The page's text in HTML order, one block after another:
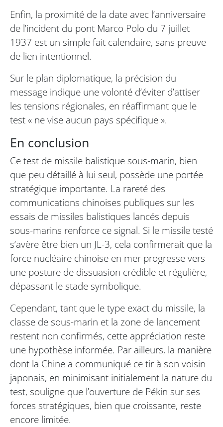
Enfin, la proximité de la date avec l’anniversaire
de l’incident du pont Marco Polo du 7 juillet
1937 est un simple fait calendaire, sans preuve
de lien intentionnel.
Sur le plan diplomatique, la précision du
message indique une volonté d’éviter d’attiser
les tensions régionales, en réaffirmant que le
test « ne vise aucun pays spécifique ».
En conclusion
Ce test de missile balistique sous-marin, bien
que peu détaillé à lui seul, possède une portée
stratégique importante. La rareté des
communications chinoises publiques sur les
essais de missiles balistiques lancés depuis
sous-marins renforce ce signal. Si le missile testé
s’avère être bien un JL-3, cela confirmerait que la
force nucléaire chinoise en mer progresse vers
une posture de dissuasion crédible et régulière,
dépassant le stade symbolique.
Cependant, tant que le type exact du missile, la
classe de sous-marin et la zone de lancement
restent non confirmés, cette appréciation reste
une hypothèse informée. Par ailleurs, la manière
dont la Chine a communiqué ce tir à son voisin
japonais, en minimisant initialement la nature du
test, souligne que l’ouverture de Pékin sur ses
forces stratégiques, bien que croissante, reste
encore limitée.